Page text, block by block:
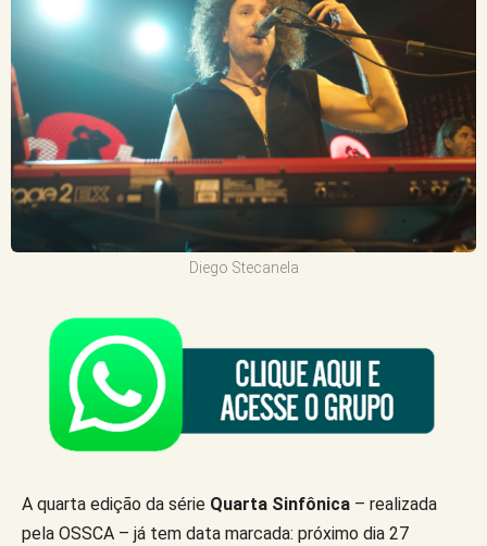
Diego Stecanela
A quarta edição da série Quarta Sinfônica – realizada
pela OSSCA – já tem data marcada: próximo dia 27